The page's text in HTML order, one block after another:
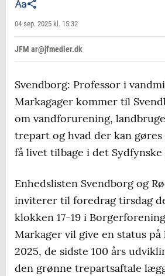
04 sep. 2025 kl. 15:32
JFM ar@jfmedier.dk
Svendborg: Professor i
Markagager kommer til
om vandforurening,
trepart og hvad der kan
få livet tilbage i det Sydfynske
Enhedslisten Svendborg og
inviterer til foredrag tirsdag
klokken 17-19 i
Markager vil give en status
2025, de sidste 100 års
den grønne trepartsaftale